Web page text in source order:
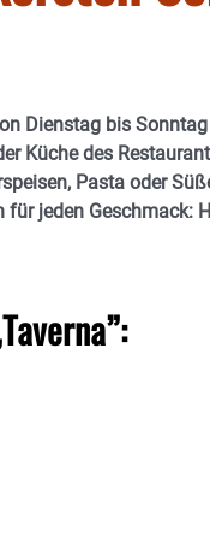
Dienstag bis
Küche des
Pasta oder
jeden Geschmack: